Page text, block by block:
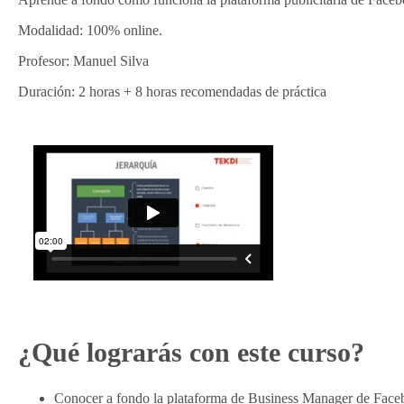
Modalidad: 100% online.
Profesor: Manuel Silva
Duración: 2 horas + 8 horas recomendadas de práctica
¿Qué lograrás con este curso?
Conocer a fondo la plataforma de Business Manager de